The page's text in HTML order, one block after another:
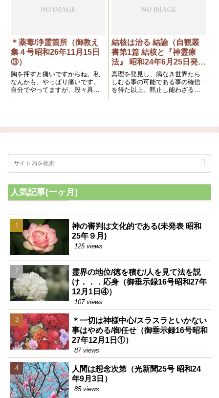
＊薬毒/浄霊箇所（御教え
集４号昭和26年11月15日
③）
胸を押すと痛いですからね。私
なんかも、やっぱり痛いです。
自分でやってますが、段々具合
が良くなって来る。今迄に覚え
きりで、溶けないですからね。
結核は治る 結論（自観叢
書第1篇 結核と『神霊療
法』 昭和24年6月25日発
行）
真理を発見し、病なき世界たら
しむる事の可能である事の確信
を得た以上、黙止し能わざるに
至ったのである。そうして永い
ら解放さるる時来ったことを示
人気記事(一ヶ月)
神の審判は文化的である(未発表 昭和
25年９月)
125 views
霊界の地位/徳を積む/人を見て法を説
け．．．応身（御垂示録16号昭和27年
12月1日④）
107 views
＊一切は神様中心/スラスラといかない
事はやめる/御任せ（御垂示録16号昭和
27年12月1日①）
87 views
人間は想念次第（光新聞25号 昭和24
年9月3日）
85 views